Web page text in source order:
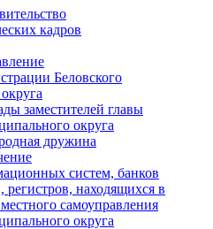
кадров
Беловского
заместителей главы
округа
дружина
систем, банков
регистров, находящихся в
самоуправления
округа